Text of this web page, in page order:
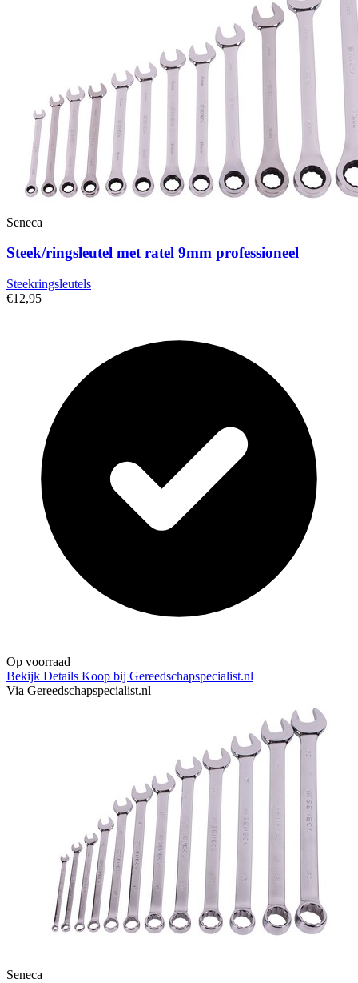
Seneca
Steek/ringsleutel met ratel 9mm professioneel
Steekringsleutels
€12,95
Op voorraad
Bekijk Details Koop bij Gereedschapspecialist.nl
Via Gereedschapspecialist.nl
Seneca